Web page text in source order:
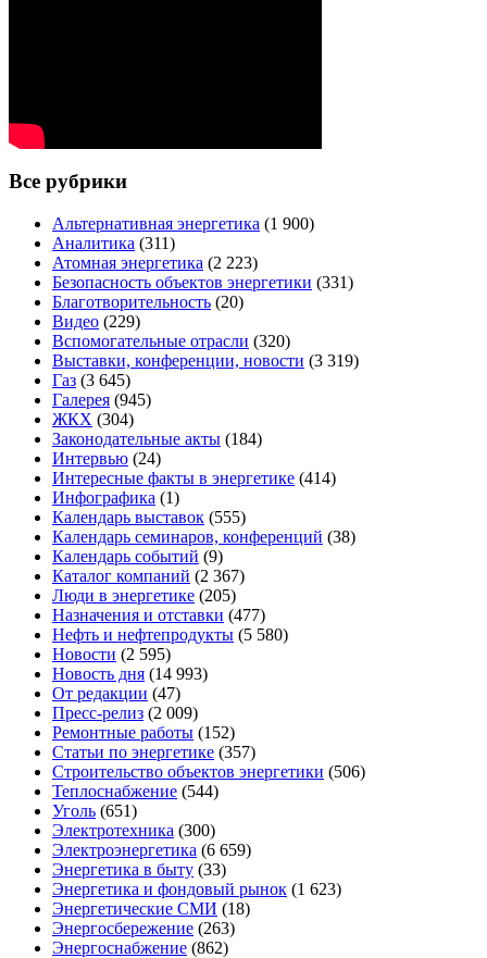
Все рубрики
Альтернативная энергетика (1 900)
Аналитика (311)
Атомная энергетика (2 223)
Безопасность объектов энергетики (331)
Благотворительность (20)
Видео (229)
Вспомогательные отрасли (320)
Выставки, конференции, новости (3 319)
Газ (3 645)
Галерея (945)
ЖКХ (304)
Законодательные акты (184)
Интервью (24)
Интересные факты в энергетике (414)
Инфографика (1)
Календарь выставок (555)
Календарь семинаров, конференций (38)
Календарь событий (9)
Каталог компаний (2 367)
Люди в энергетике (205)
Назначения и отставки (477)
Нефть и нефтепродукты (5 580)
Новости (2 595)
Новость дня (14 993)
От редакции (47)
Пресс-релиз (2 009)
Ремонтные работы (152)
Статьи по энергетике (357)
Строительство объектов энергетики (506)
Теплоснабжение (544)
Уголь (651)
Электротехника (300)
Электроэнергетика (6 659)
Энергетика в быту (33)
Энергетика и фондовый рынок (1 623)
Энергетические СМИ (18)
Энергосбережение (263)
Энергоснабжение (862)